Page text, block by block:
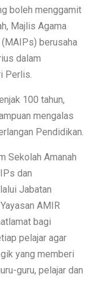
boleh menggamit
Majlis Agama
berusaha
dalam
Perlis.
100 tahun,
mengalas
Pendidikan.
Sekolah Amanah
dan
Jabatan
AMIR
bagi
pelajar agar
yang memberi
guru, pelajar dan